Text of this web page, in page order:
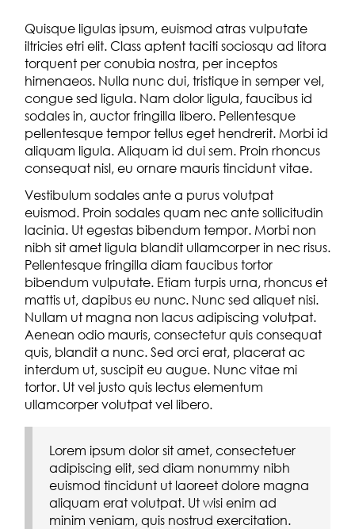
Quisque ligulas ipsum, euismod atras vulputate
iltricies etri elit. Class aptent taciti sociosqu ad litora
torquent per conubia nostra, per inceptos
himenaeos. Nulla nunc dui, tristique in semper vel,
congue sed ligula. Nam dolor ligula, faucibus id
sodales in, auctor fringilla libero. Pellentesque
pellentesque tempor tellus eget hendrerit. Morbi id
aliquam ligula. Aliquam id dui sem. Proin rhoncus
consequat nisl, eu ornare mauris tincidunt vitae.
Vestibulum sodales ante a purus volutpat
euismod. Proin sodales quam nec ante sollicitudin
lacinia. Ut egestas bibendum tempor. Morbi non
nibh sit amet ligula blandit ullamcorper in nec risus.
Pellentesque fringilla diam faucibus tortor
bibendum vulputate. Etiam turpis urna, rhoncus et
mattis ut, dapibus eu nunc. Nunc sed aliquet nisi.
Nullam ut magna non lacus adipiscing volutpat.
Aenean odio mauris, consectetur quis consequat
quis, blandit a nunc. Sed orci erat, placerat ac
interdum ut, suscipit eu augue. Nunc vitae mi
tortor. Ut vel justo quis lectus elementum
ullamcorper volutpat vel libero.
Lorem ipsum dolor sit amet, consectetuer
adipiscing elit, sed diam nonummy nibh
euismod tincidunt ut laoreet dolore magna
aliquam erat volutpat. Ut wisi enim ad
minim veniam, quis nostrud exercitation.